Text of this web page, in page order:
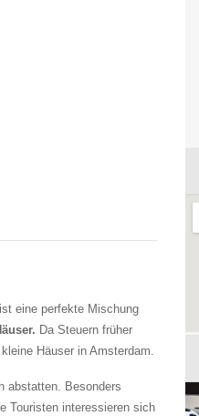
eine perfekte Mischung
Da Steuern früher
Häuser in Amsterdam.
abstatten. Besonders
Touristen interessieren sich